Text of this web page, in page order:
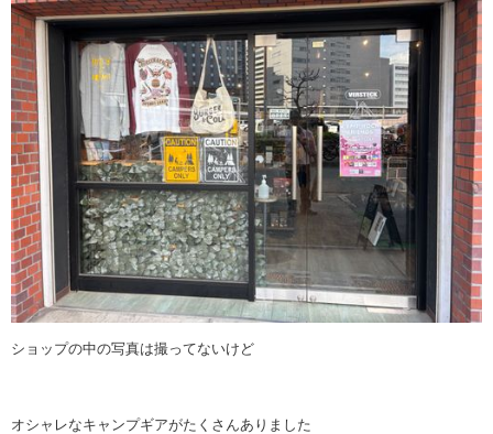
ショップの中の写真は撮ってないけど
オシャレなキャンプギアがたくさんありました